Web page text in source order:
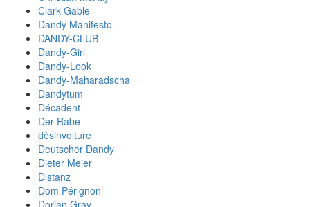
Clark Gable
Dandy Manifesto
DANDY-CLUB
Dandy-Girl
Dandy-Look
Dandy-Maharadscha
Dandytum
Décadent
Der Rabe
désinvolture
Deutscher Dandy
Dieter Meier
Distanz
Dom Pérignon
Dorian Gray